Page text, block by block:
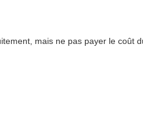
mais ne pas payer le coût